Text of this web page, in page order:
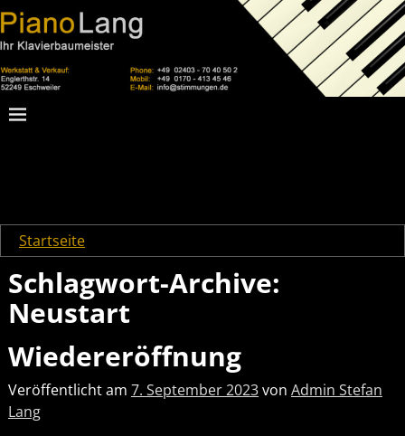
Startseite
Schlagwort-Archive:
Neustart
Wiedereröffnung
Veröffentlicht am 7. September 2023von Admin Stefan
Lang